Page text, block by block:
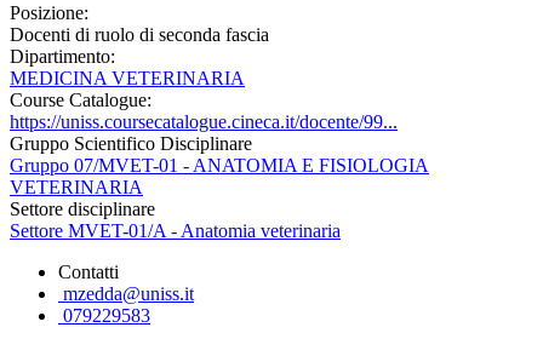
Posizione:
Docenti di ruolo di seconda fascia
Dipartimento:
MEDICINA VETERINARIA
Course Catalogue:
https://uniss.coursecatalogue.cineca.it/docente/99...
Gruppo Scientifico Disciplinare
Gruppo 07/MVET-01 - ANATOMIA E FISIOLOGIA
VETERINARIA
Settore disciplinare
Settore MVET-01/A - Anatomia veterinaria
Contatti
mzedda@uniss.it
079229583